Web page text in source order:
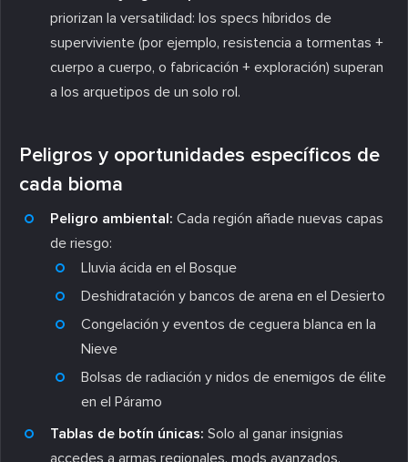
priorizan la versatilidad: los specs híbridos de
superviviente (por ejemplo, resistencia a tormentas +
cuerpo a cuerpo, o fabricación + exploración) superan
a los arquetipos de un solo rol.
Peligros y oportunidades específicos de
cada bioma
Peligro ambiental: Cada región añade nuevas capas
de riesgo:
Lluvia ácida en el Bosque
Deshidratación y bancos de arena en el Desierto
Congelación y eventos de ceguera blanca en la
Nieve
Bolsas de radiación y nidos de enemigos de élite
en el Páramo
Tablas de botín únicas: Solo al ganar insignias
accedes a armas regionales, mods avanzados,